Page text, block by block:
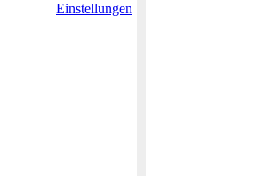
Einstellungen